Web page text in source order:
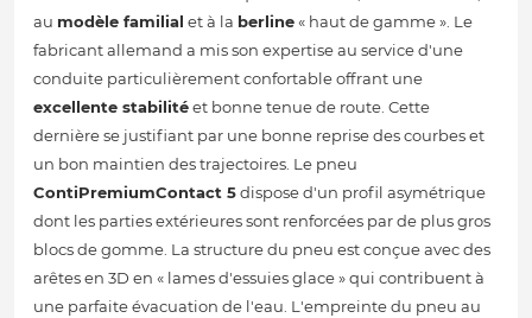
au modèle familial et à la berline« haut de gamme ». Le
fabricant allemand a mis son expertise au service d'une
conduite particulièrement confortable offrant une
excellente stabilitéet bonne tenue de route. Cette
dernière se justifiant par une bonne reprise des courbes et
un bon maintien des trajectoires. Le pneu
ContiPremiumContact 5dispose d'un profil asymétrique
dont les parties extérieures sont renforcées par de plus gros
blocs de gomme. La structure du pneu est conçue avec des
arêtes en 3D en « lames d'essuies glace » qui contribuent à
une parfaite évacuation de l'eau. L'empreinte du pneu au